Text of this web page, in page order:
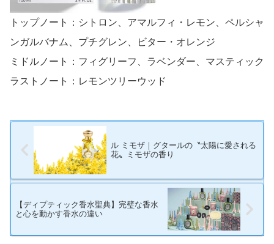
トップノート：シトロン、アマルフィ・レモン、ペルシャ
ンガルバナム、プチグレン、ビター・オレンジ
ミドルノート：フィグリーフ、ラベンダー、マスティック
ラストノート：レモンツリーウッド
ル ミモザ｜グタールの〝太陽に愛される
花〟ミモザの香り
【ディプティック香水聖典】完璧な香水
と心を動かす香水の違い